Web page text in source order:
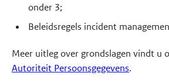
onder 3;
Beleidsregels incident
Meer uitleg over grondslagen vindt u
Autoriteit Persoonsgegevens.